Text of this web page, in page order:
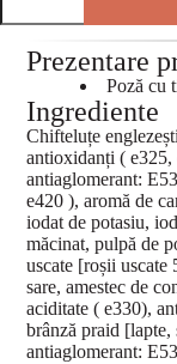
Prezentare
Poză cu
Ingrediente
Chifteluțe
antioxidanți ( e325,
antiaglomerant:
e420 ), aromă de
iodat de potasiu,
măcinat, pulpă de
uscate [roșii
sare, amestec de
aciditate ( e330),
brânză praid [lapte,
antiaglomerant: